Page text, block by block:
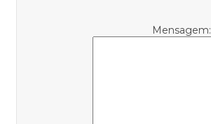
Mensagem: